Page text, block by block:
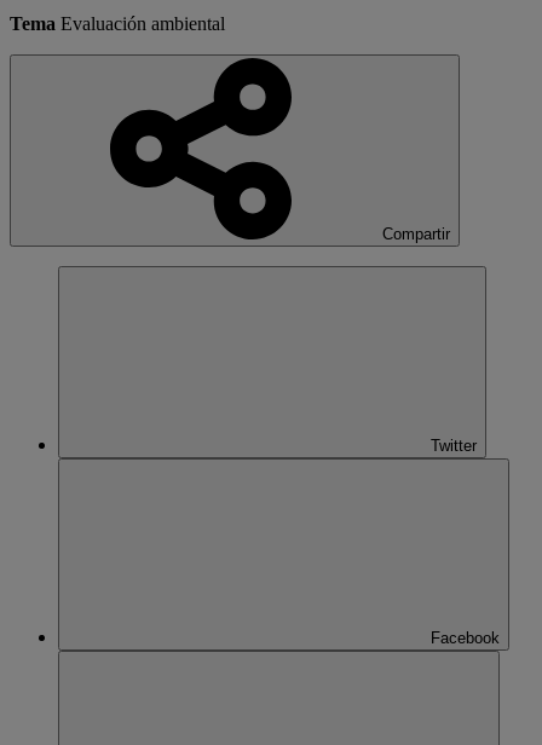
Tema Evaluación ambiental
Compartir
Twitter
Facebook